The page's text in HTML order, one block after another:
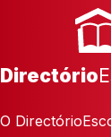
Directório
O